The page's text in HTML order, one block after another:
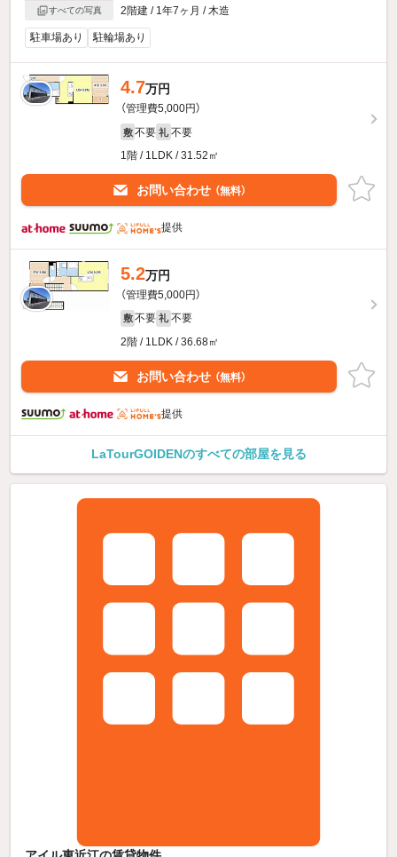
すべての写真
2階建 / 1年7ヶ月 / 木造
駐車場あり 駐輪場あり
4.7万円
（管理費5,000円）
敷 不要 礼 不要
1階 / 1LDK / 31.52㎡
お問い合わせ （無料）
提供
5.2万円
（管理費5,000円）
敷 不要 礼 不要
2階 / 1LDK / 36.68㎡
お問い合わせ （無料）
提供
LaTourGOIDENのすべての部屋を見る